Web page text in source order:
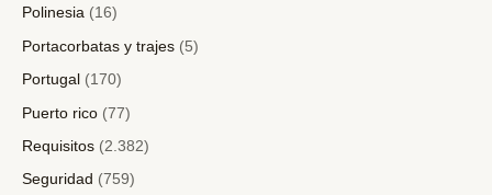
Polinesia (16)
Portacorbatas y trajes (5)
Portugal (170)
Puerto rico (77)
Requisitos (2.382)
Seguridad (759)